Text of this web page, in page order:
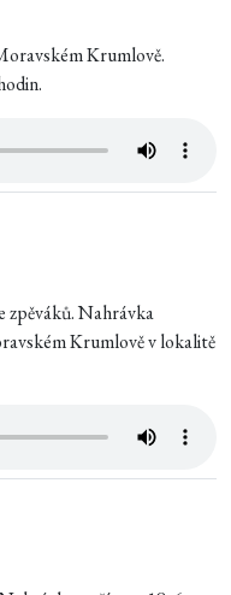
Krumlově.
zpěváků. Nahrávka
Krumlově v lokalitě